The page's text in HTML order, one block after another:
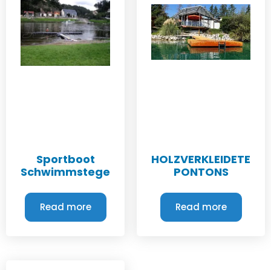
Sportboot
Schwimmstege
Read more
HOLZVERKLEIDETE
PONTONS
Read more